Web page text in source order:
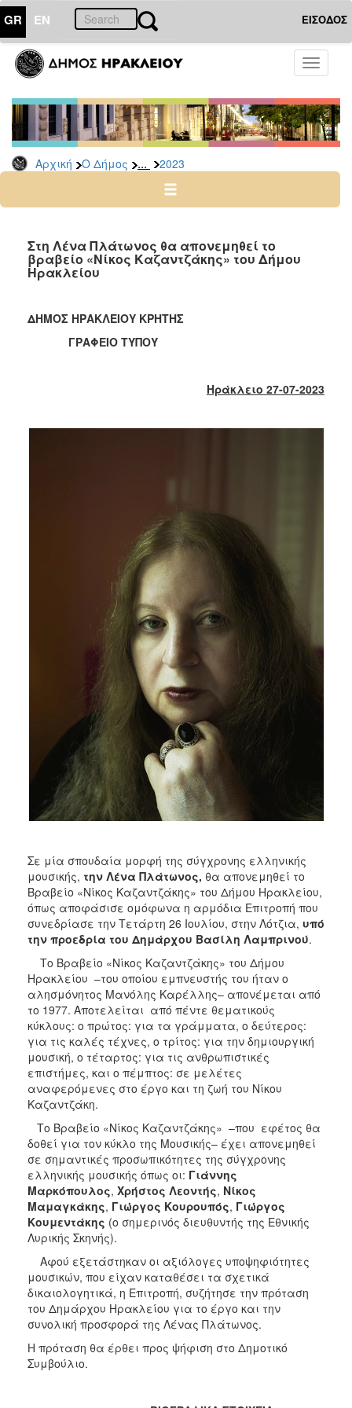
GR EN ΕΙΣΟΔΟΣ
Toggle
Αρχική Ο Δήμος ... 2023
ΔΗΜΟΣ
Δελτία
Τύπου
Αρχείο
2026
2024
2022
2021
2015
Στη Λένα Πλάτωνος θα απονεμηθεί το
βραβείο «Νίκος Καζαντζάκης» του Δήμου
Ηρακλείου
ΔΗΜΟΣ ΗΡΑΚΛΕΙΟΥ ΚΡΗΤΗΣ
ΓΡΑΦΕΙΟ ΤΥΠΟΥ
Ηράκλειο 27-07-2023
Σε μία σπουδαία μορφή της σύγχρονης ελληνικής
μουσικής, την Λένα Πλάτωνος, θα απονεμηθεί το
Βραβείο «Νίκος Καζαντζάκης» του Δήμου Ηρακλείου,
όπως αποφάσισε ομόφωνα η αρμόδια Επιτροπή που
συνεδρίασε την Τετάρτη 26 Ιουλίου, στην Λότζια, υπό
την προεδρία του Δημάρχου Βασίλη Λαμπρινού.
Το Βραβείο «Νίκος Καζαντζάκης» του Δήμου
Ηρακλείου –του οποίου εμπνευστής του ήταν ο
αλησμόνητος Μανόλης Καρέλλης– απονέμεται από
το 1977. Αποτελείται από πέντε θεματικούς
κύκλους: ο πρώτος: για τα γράμματα, ο δεύτερος:
για τις καλές τέχνες, ο τρίτος: για την δημιουργική
μουσική, ο τέταρτος: για τις ανθρωπιστικές
επιστήμες, και ο πέμπτος: σε μελέτες
αναφερόμενες στο έργο και τη ζωή του Νίκου
Καζαντζάκη.
Το Βραβείο «Νίκος Καζαντζάκης» –που εφέτος θα
δοθεί για τον κύκλο της Μουσικής– έχει απονεμηθεί
σε σημαντικές προσωπικότητες της σύγχρονης
ελληνικής μουσικής όπως οι: Γιάννης
Μαρκόπουλος, Χρήστος Λεοντής, Νίκος
Μαμαγκάκης, Γιώργος Κουρουπός, Γιώργος
Κουμεντάκης (ο σημερινός διευθυντής της Εθνικής
Λυρικής Σκηνής).
Αφού εξετάστηκαν οι αξιόλογες υποψηφιότητες
μουσικών, που είχαν καταθέσει τα σχετικά
δικαιολογητικά, η Επιτροπή, συζήτησε την πρόταση
του Δημάρχου Ηρακλείου για το έργο και την
συνολική προσφορά της Λένας Πλάτωνος.
Η πρόταση θα έρθει προς ψήφιση στο Δημοτικό
Συμβούλιο.